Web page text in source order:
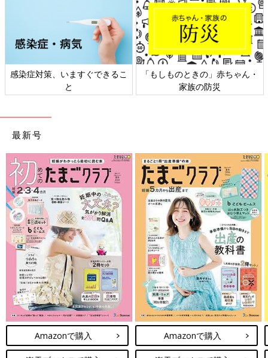
その上で、精神面のゴールは『子どもが自覚をもって受験に臨む
こと』だということも留意しておきましょう。
自覚をもって受験に臨むためには、入試に関わることを『自分ご
と化』する必要があります。たとえば、学校を休むという判断を
する際は、子どもと話し合い、親子の意見を出し合う機会をつく
りたいものです。学校を休む・休まないの選択に正解はありませ
ん。どう判断するにせよ、子どもがある程度の納得感をもって
子どもの自覚という意味では、『親が仕事などを犠牲にしてい
る』ととってしまうような姿は子どもに見せるべきではありませ
ん。親が『何かを犠牲にしている』ことを子どもは鋭く察知しま
す。そして、それは子どもの自覚を削ぐことに直結します。
仕事の調整等が親の大きな負担になるようであれば、無理してま
で休みをとらないという選択も考えてもいいかもしれません。
中学受験の目的は、入学後の長く続く人生で、学び続ける礎を築
くことです。自覚をもった子どもは、その後もそれぞれの環境で
たくましく成長できるでしょう。もう20年以上前になりますが、
私も中学受験生でした。当時は気付けませんでしたが、サポート
に徹し、自分の主体性を尊重してくれた親への感謝は尽きませ
ん。
不合格を含め、自分で決めて自分で結果を受け止めるという経験
は何にも変えがたい財産になったと感じます。
感染症対策、いますぐできるこ
と
「もしものときの」赤ちゃん・
家族の防災
最新号
Amazonで購入 Amazonで購入